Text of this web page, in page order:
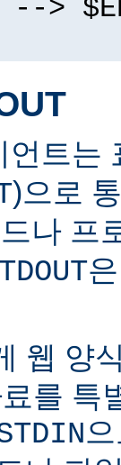
>
언트는
)으로
나 프
웹 양
를 특